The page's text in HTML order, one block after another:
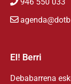
EI! Berri
Debabarrena